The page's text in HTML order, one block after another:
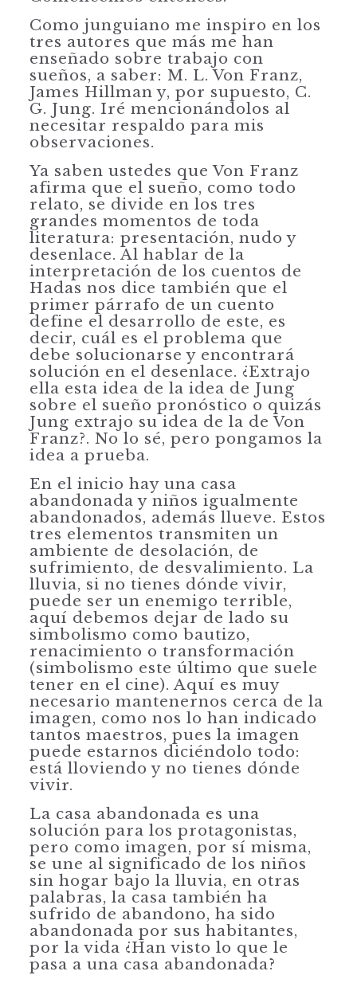
Como junguiano me inspiro en los
tres autores que más me han
enseñado sobre trabajo con
sueños, a saber: M. L. Von Franz,
James Hillman y, por supuesto, C.
G. Jung. Iré mencionándolos al
necesitar respaldo para mis
observaciones.
Ya saben ustedes que Von Franz
afirma que el sueño, como todo
relato, se divide en los tres
grandes momentos de toda
literatura: presentación, nudo y
desenlace. Al hablar de la
interpretación de los cuentos de
Hadas nos dice también que el
primer párrafo de un cuento
define el desarrollo de este, es
decir, cuál es el problema que
debe solucionarse y encontrará
solución en el desenlace. ¿Extrajo
ella esta idea de la idea de Jung
sobre el sueño pronóstico o quizás
Jung extrajo su idea de la de Von
Franz?. No lo sé, pero pongamos la
idea a prueba.
En el inicio hay una casa
abandonada y niños igualmente
abandonados, además llueve. Estos
tres elementos transmiten un
ambiente de desolación, de
sufrimiento, de desvalimiento. La
lluvia, si no tienes dónde vivir,
puede ser un enemigo terrible,
aquí debemos dejar de lado su
simbolismo como bautizo,
renacimiento o transformación
(simbolismo este último que suele
tener en el cine). Aquí es muy
necesario mantenernos cerca de la
imagen, como nos lo han indicado
tantos maestros, pues la imagen
puede estarnos diciéndolo todo:
está lloviendo y no tienes dónde
vivir.
La casa abandonada es una
solución para los protagonistas,
pero como imagen, por sí misma,
se une al significado de los niños
sin hogar bajo la lluvia, en otras
palabras, la casa también ha
sufrido de abandono, ha sido
abandonada por sus habitantes,
por la vida ¿Han visto lo que le
pasa a una casa abandonada?